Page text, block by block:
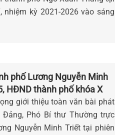
kỳ 2021-2026 vào sáng
phố Lương Nguyễn Minh
HĐND thành phố khóa X
giới thiệu toàn văn bài phát
Đảng, Phó Bí thư Thường trực
Nguyễn Minh Triết tại phiên